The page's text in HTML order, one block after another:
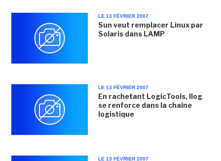
LE 13 FÉVRIER 2007
Sun veut remplacer Linux par
Solaris dans LAMP
LE 13 FÉVRIER 2007
En rachetant LogicTools, Ilog
se renforce dans la chaîne
logistique
LE 13 FÉVRIER 2007